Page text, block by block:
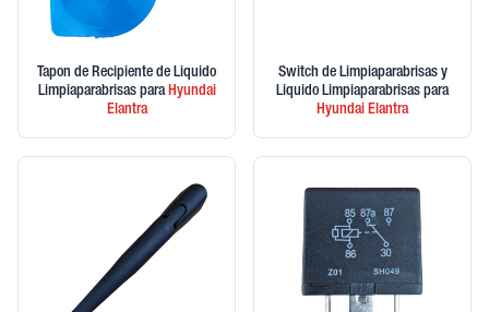
Tapon de Recipiente de Liquido
Limpiaparabrisas paraHyundai
Elantra
Switch de Limpiaparabrisas y
Liquido Limpiaparabrisas para
Hyundai Elantra